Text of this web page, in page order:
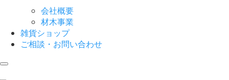
会社概要
材木事業
雑貨ショップ
ご相談・お問い合わせ